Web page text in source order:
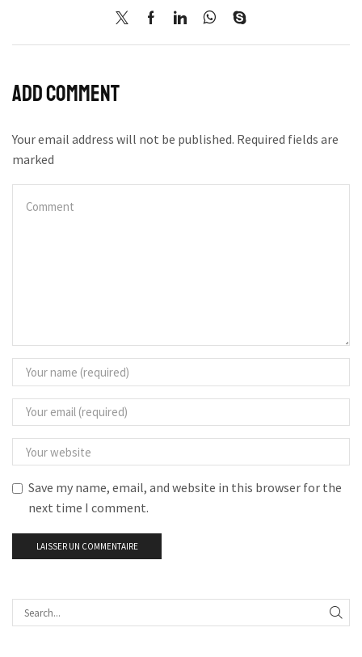
Add comment
Your email address will not be published. Required fields are
marked
Save my name, email, and website in this browser for the
next time I comment.